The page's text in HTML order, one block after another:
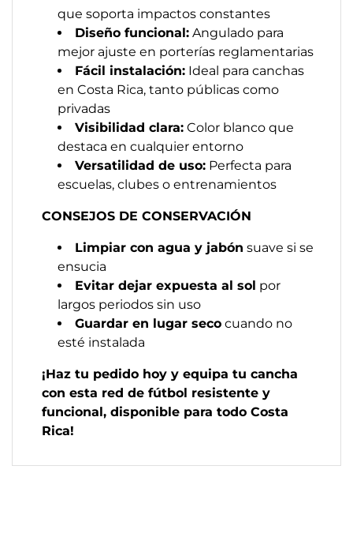
que soporta impactos constantes
Diseño funcional: Angulado para
mejor ajuste en porterías reglamentarias
Fácil instalación: Ideal para canchas
en Costa Rica, tanto públicas como
privadas
Visibilidad clara: Color blanco que
destaca en cualquier entorno
Versatilidad de uso: Perfecta para
escuelas, clubes o entrenamientos
CONSEJOS DE CONSERVACIÓN
Limpiar con agua y jabón suave si se
ensucia
Evitar dejar expuesta al sol por
largos periodos sin uso
Guardar en lugar seco cuando no
esté instalada
¡Haz tu pedido hoy y equipa tu cancha
con esta red de fútbol resistente y
funcional, disponible para todo Costa
Rica!